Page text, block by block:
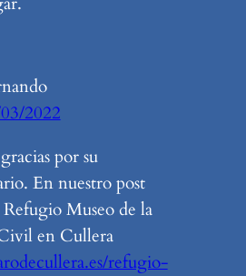
2022
por su
En nuestro post
Museo de la
en Cullera
refugio-